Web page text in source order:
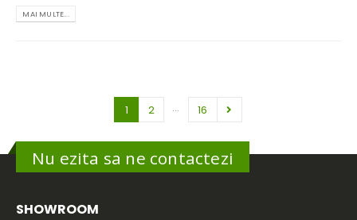
MAI MULTE...
1 2 … 16
Nu ezita sa ne contactezi
SHOWROOM